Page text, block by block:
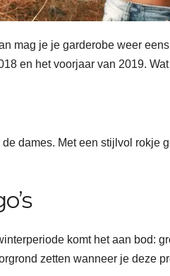
mag je je garderobe weer
en het voorjaar van 2019.
dames. Met een stijlvol rokje
komt het aan bod:
zetten wanneer je deze